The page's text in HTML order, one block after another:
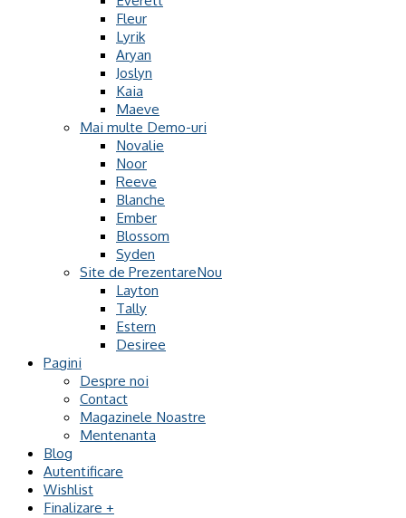
Fleur
Lyrik
Aryan
Joslyn
Kaia
Maeve
Mai multe Demo-uri
Novalie
Noor
Reeve
Blanche
Ember
Blossom
Syden
Site de Prezentare
Layton
Tally
Estern
Desiree
Pagini
Despre noi
Contact
Magazinele Noastre
Mentenanta
Blog
Autentificare
Wishlist
Finalizare +